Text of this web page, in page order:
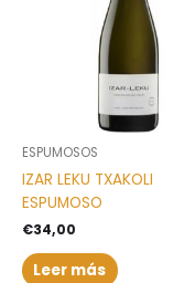
ESPUMOSOS
IZAR LEKU TXAKOLI
ESPUMOSO
€34,00
Leer más